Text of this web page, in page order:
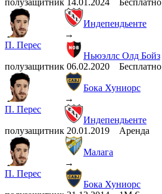
П. Перес
полузащитник
Индепендьенте
→
Ньюэллс Олд Бойз
06.02.2020 Бесплатно
П. Перес
полузащитник
Бока Хуниорс
→
Индепендьенте
20.01.2019 Аренда
П. Перес
Малага
→
Бока Хуниорс